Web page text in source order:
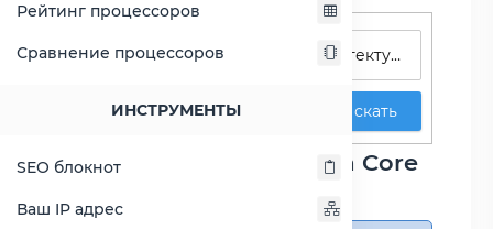
Рейтинг процессоров
Сравнение процессоров
ИНСТРУМЕНТЫ
SEO блокнот
Ваш IP адрес
Поиск процессоров
Искать
Сравнение процессора Core